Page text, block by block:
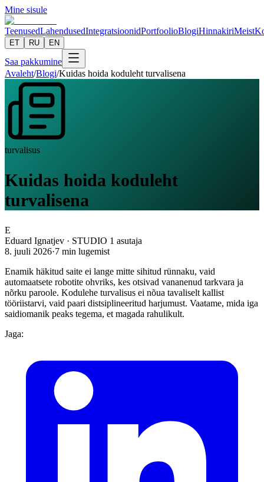
Mine sisule
TeenusedLahendusedIntegratsioonidPortfoolioBlogiHinnakiriMeist
ET RU EN
Saa pakkumine
Avaleht/Blogi/Kuidas hoida koduleht turvalisena
turvalisus
Kuidas hoida koduleht
turvalisena
E
Eduard Ignatjev · STUDIO 1 asutaja
8. juuli 2026·7 min lugemist
Enamik häkitud saite ei lange mitte sihitud rünnaku, vaid
automaatsete robotite ohvriks, kes otsivad vananenud tarkvara ja
nõrku paroole. Kodulehe turvalisus ei nõua tavaliselt kallist
tööriistarvi, vaid paari distsiplineeritud harjumust. Vaatame, mida iga
saidiomanik peaks tegema, et magada rahulikult.
Jaga: